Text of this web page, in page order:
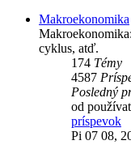
Makroekonomika
cyklus, atď.
174 Témy
4587
Posledný
od
príspevok
Pi 07 08,